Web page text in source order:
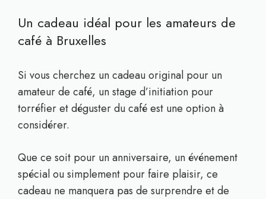
Un cadeau idéal pour les amateurs de
café à Bruxelles
Si vous cherchez un cadeau original pour un
amateur de café, un stage d’initiation pour
torréfier et déguster du café est une option à
considérer.
Que ce soit pour un anniversaire, un événement
spécial ou simplement pour faire plaisir, ce
cadeau ne manquera pas de surprendre et de